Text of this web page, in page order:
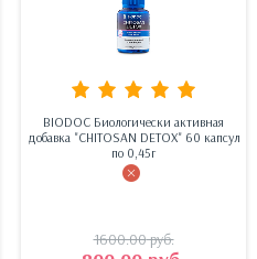
BIODOC Биологически активная
добавка "CHITOSAN DETOX" 60 капсул
по 0,45г
1600.00руб.